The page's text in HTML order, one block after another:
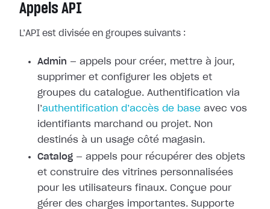
Appels API
L’API est divisée en groupes suivants :
Admin — appels pour créer, mettre à jour,
supprimer et configurer les objets et
groupes du catalogue. Authentification via
l’authentification d’accès de base avec vos
identifiants marchand ou projet. Non
destinés à un usage côté magasin.
Catalog — appels pour récupérer des objets
et construire des vitrines personnalisées
pour les utilisateurs finaux. Conçue pour
gérer des charges importantes. Supporte